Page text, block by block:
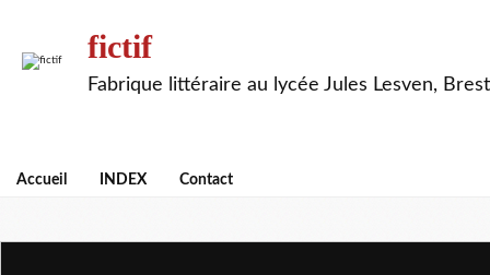
fictif
Fabrique littéraire au lycée Jules Lesven, Brest
Accueil INDEX Contact